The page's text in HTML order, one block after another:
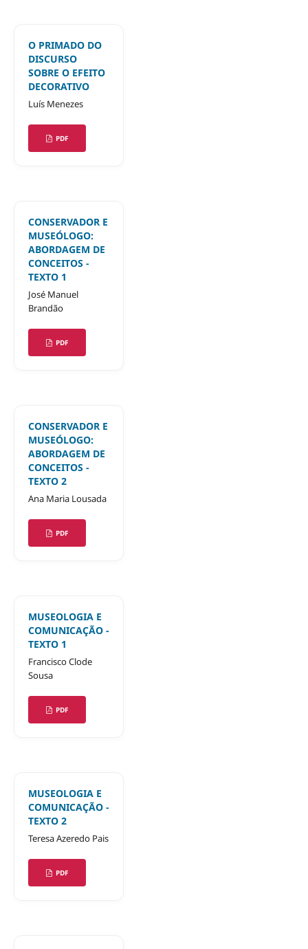
O PRIMADO DO
DISCURSO
SOBRE O EFEITO
DECORATIVO
Luís Menezes
PDF
CONSERVADOR E
MUSEÓLOGO:
ABORDAGEM DE
CONCEITOS -
TEXTO 1
José Manuel
Brandão
PDF
CONSERVADOR E
MUSEÓLOGO:
ABORDAGEM DE
CONCEITOS -
TEXTO 2
Ana Maria Lousada
PDF
MUSEOLOGIA E
COMUNICAÇÃO -
TEXTO 1
Francisco Clode
Sousa
PDF
MUSEOLOGIA E
COMUNICAÇÃO -
TEXTO 2
Teresa Azeredo Pais
PDF